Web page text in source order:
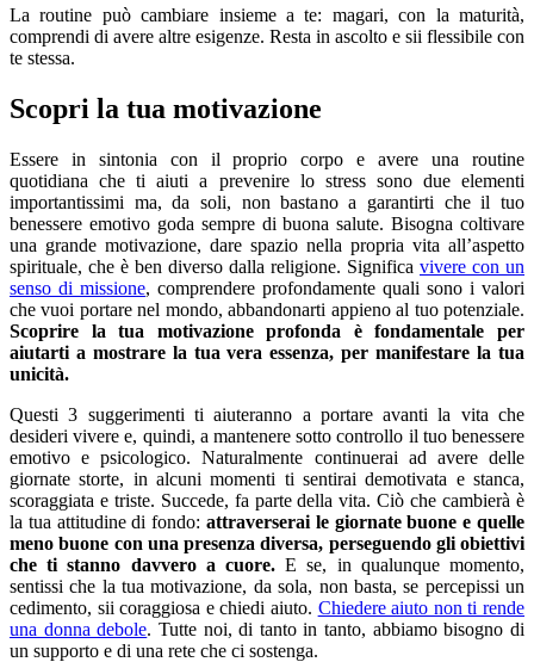
La routine può cambiare insieme a te: magari, con la maturità,
comprendi di avere altre esigenze. Resta in ascolto e sii flessibile con
te stessa.
Scopri la tua motivazione
Essere in sintonia con il proprio corpo e avere una routine
quotidiana che ti aiuti a prevenire lo stress sono due elementi
importantissimi ma, da soli, non bastano a garantirti che il tuo
benessere emotivo goda sempre di buona salute. Bisogna coltivare
una grande motivazione, dare spazio nella propria vita all’aspetto
spirituale, che è ben diverso dalla religione. Significa vivere con un
senso di missione, comprendere profondamente quali sono i valori
che vuoi portare nel mondo, abbandonarti appieno al tuo potenziale.
Scoprire la tua motivazione profonda è fondamentale per
aiutarti a mostrare la tua vera essenza, per manifestare la tua
unicità.
Questi 3 suggerimenti ti aiuteranno a portare avanti la vita che
desideri vivere e, quindi, a mantenere sotto controllo il tuo benessere
emotivo e psicologico. Naturalmente continuerai ad avere delle
giornate storte, in alcuni momenti ti sentirai demotivata e stanca,
scoraggiata e triste. Succede, fa parte della vita. Ciò che cambierà è
la tua attitudine di fondo: attraverserai le giornate buone e quelle
meno buone con una presenza diversa, perseguendo gli obiettivi
che ti stanno davvero a cuore. E se, in qualunque momento,
sentissi che la tua motivazione, da sola, non basta, se percepissi un
cedimento, sii coraggiosa e chiedi aiuto. Chiedere aiuto non ti rende
una donna debole. Tutte noi, di tanto in tanto, abbiamo bisogno di
un supporto e di una rete che ci sostenga.